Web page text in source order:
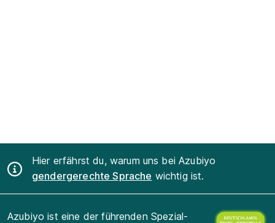
Hier erfährst du, warum uns bei Azubiyo
gendergerechte Sprache wichtig ist.
Azubiyo ist eine der führenden Spezial-